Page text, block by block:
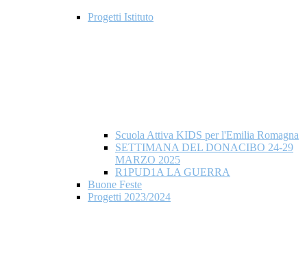
Progetti Istituto
Scuola Attiva KIDS per l'Emilia Romagna
SETTIMANA DEL DONACIBO 24-29
MARZO 2025
R1PUD1A LA GUERRA
Buone Feste
Progetti 2023/2024